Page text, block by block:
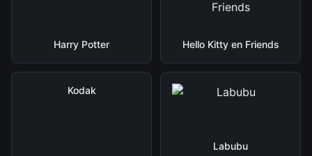
Harry Potter Hello Kitty en Friends
Kodak
Labubu